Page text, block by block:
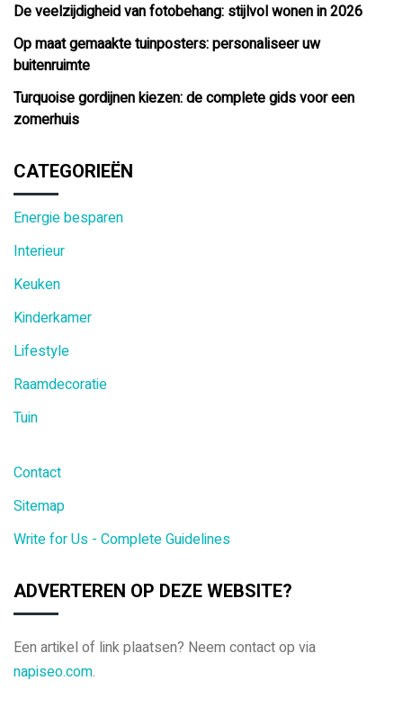
De veelzijdigheid van fotobehang: stijlvol wonen in 2026
Op maat gemaakte tuinposters: personaliseer uw
buitenruimte
Turquoise gordijnen kiezen: de complete gids voor een
zomerhuis
CATEGORIEËN
Energie besparen
Interieur
Keuken
Kinderkamer
Lifestyle
Raamdecoratie
Tuin
Contact
Sitemap
Write for Us - Complete Guidelines
ADVERTEREN OP DEZE WEBSITE?
Een artikel of link plaatsen? Neem contact op via
napiseo.com.